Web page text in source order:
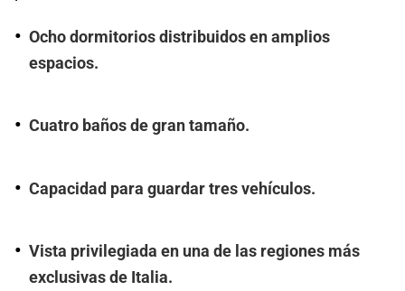
Ocho dormitorios distribuidos en amplios
espacios.
Cuatro baños de gran tamaño.
Capacidad para guardar tres vehículos.
Vista privilegiada en una de las regiones más
exclusivas de Italia.